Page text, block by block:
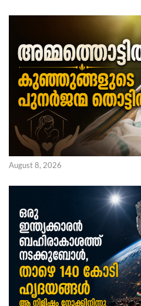
August 8, 2026